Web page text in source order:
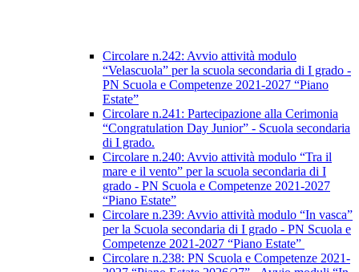
Circolare n.242: Avvio attività modulo
“Velascuola” per la scuola secondaria di I grado -
PN Scuola e Competenze 2021-2027 “Piano
Estate”
Circolare n.241: Partecipazione alla Cerimonia
“Congratulation Day Junior” - Scuola secondaria
di I grado.
Circolare n.240: Avvio attività modulo “Tra il
mare e il vento” per la scuola secondaria di I
grado - PN Scuola e Competenze 2021-2027
“Piano Estate”
Circolare n.239: Avvio attività modulo “In vasca”
per la Scuola secondaria di I grado - PN Scuola e
Competenze 2021-2027 “Piano Estate”
Circolare n.238: PN Scuola e Competenze 2021-